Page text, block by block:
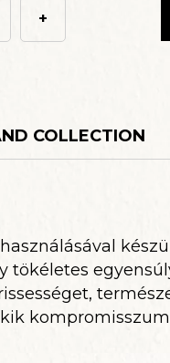
+
COLLECTION
tökéletes